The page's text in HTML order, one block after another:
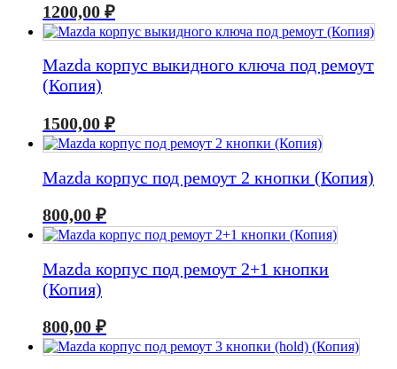
1200,00 ₽
Mazda корпус выкидного ключа под ремоут
(Копия)
1500,00 ₽
Mazda корпус под ремоут 2 кнопки (Копия)
800,00 ₽
Mazda корпус под ремоут 2+1 кнопки
(Копия)
800,00 ₽